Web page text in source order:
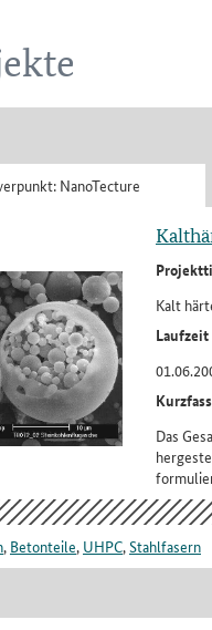
NanoTecture
Kalt
Laufzeit
Das
, Betonteile, UHPC,Stahlfasern